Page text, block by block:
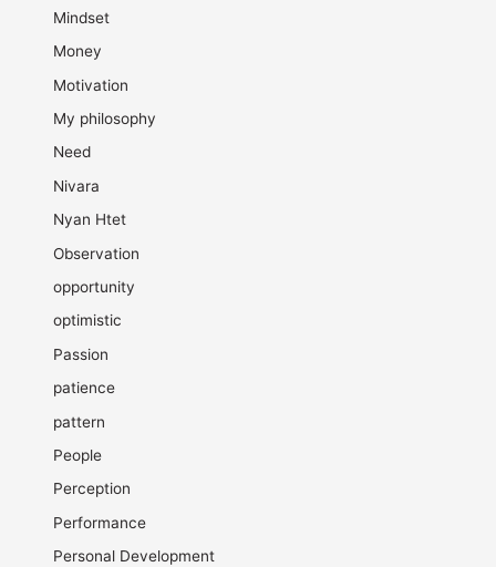
Mindset
Money
Motivation
My philosophy
Need
Nivara
Nyan Htet
Observation
opportunity
optimistic
Passion
patience
pattern
People
Perception
Performance
Personal Development